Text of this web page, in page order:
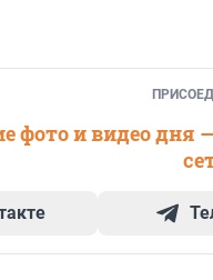
фото и видео дня